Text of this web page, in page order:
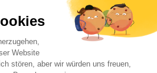
Hinzufügen